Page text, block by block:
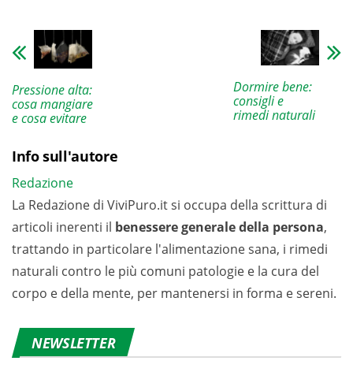
Pressione alta:
cosa mangiare
e cosa evitare
Dormire bene:
consigli e
rimedi naturali
Info sull'autore
Redazione
La Redazione di ViviPuro.it si occupa della scrittura di
articoli inerenti il benessere generale della persona,
trattando in particolare l'alimentazione sana, i rimedi
naturali contro le più comuni patologie e la cura del
corpo e della mente, per mantenersi in forma e sereni.
NEWSLETTER